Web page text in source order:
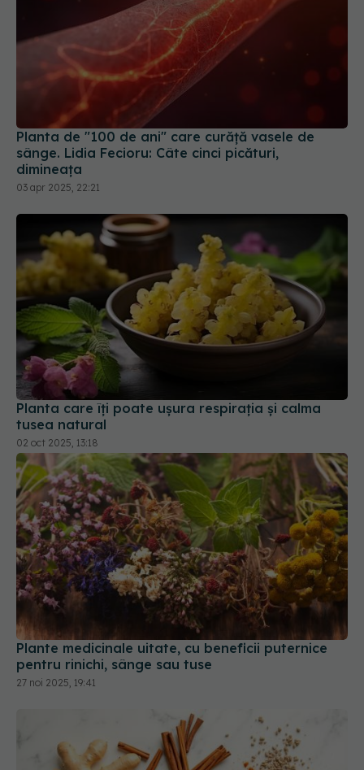
Planta de "100 de ani" care curăţă vasele de
sânge. Lidia Fecioru: Câte cinci picături,
dimineaţa
03 apr 2025, 22:21
Planta care îți poate ușura respirația și calma
tusea natural
02 oct 2025, 13:18
Plante medicinale uitate, cu beneficii puternice
pentru rinichi, sânge sau tuse
27 noi 2025, 19:41